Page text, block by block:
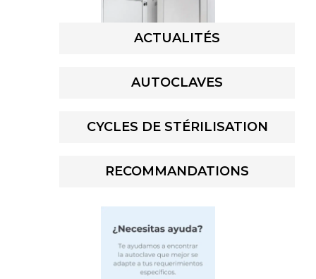
ACTUALITÉS
AUTOCLAVES
CYCLES DE STÉRILISATION
RECOMMANDATIONS